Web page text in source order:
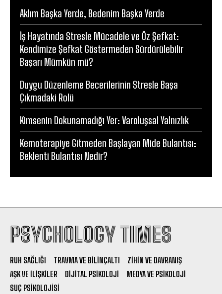
Aklım Başka Yerde, Bedenim Başka Yerde
İş Hayatında Stresle Mücadele ve Öz Şefkat:
Kendimize Şefkat Göstermeden Sürdürülebilir
Başarı Mümkün mü?
Duygu Düzenleme Becerilerinin Stresle Başa
Çıkmadaki Rolü
Kimsenin Dokunamadığı Yer: Varoluşsal Yalnızlık
Kemoterapiye Gitmeden Başlayan Mide Bulantısı:
Beklenti Bulantısı Nedir?
PSYCHOLOGY TIMES
RUH SAĞLIĞI TRAVMA VE BILINÇALTI
ZIHIN VE DAVRANIŞ
AŞK VE İLIŞKILER
DIJITAL PSIKOLOJI
MEDYA VE PSIKOLOJI
SUÇ PSIKOLOJISI